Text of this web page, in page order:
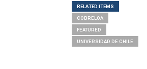
RELATED ITEMS
COBRELOA
FEATURED
UNIVERSIDAD DE CHILE